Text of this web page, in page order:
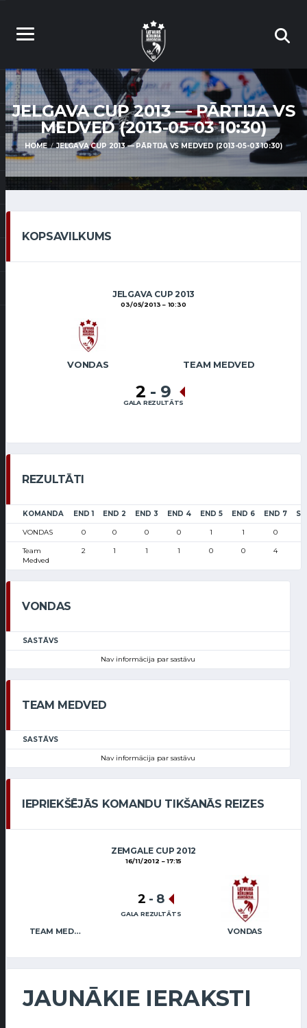
JELGAVA CUP 2013 — PĀRTIJA VS
MEDVED (2013-05-03 10:30)
HOME JELGAVA CUP 2013 — PĀRTIJA VS MEDVED (2013-05-03 10:30)
KOPSAVILKUMS
JELGAVA CUP 2013
03/05/2013 10:30
VONDAS TEAM MEDVED
2 - 9
GALA REZULTĀTS
REZULTĀTI
KOMANDA END 1 END 2 END 3 END 4 END 5 END 6 END 7
VONDAS 0 0 0 0 1 1 0
Team
Medved
2 1 1 1 0 0 4
VONDAS
SASTĀVS
Nav informācija par sastāvu
TEAM MEDVED
SASTĀVS
Nav informācija par sastāvu
IEPRIEKŠĒJĀS KOMANDU TIKŠANĀS REIZES
ZEMGALE CUP 2012
16/11/2012 17:15
TEAM MEDVED VONDAS
2 - 8
GALA REZULTĀTS
JAUNĀKIE IERAKSTI